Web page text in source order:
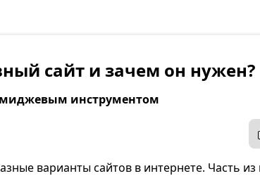
сайт и зачем он нужен?
инструментом
варианты сайтов в интернете. Часть